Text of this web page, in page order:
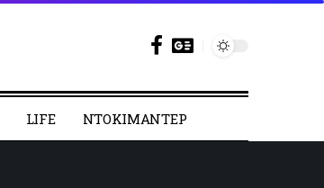
LIFE ΝΤΟΚΙΜΑΝΤΕΡ